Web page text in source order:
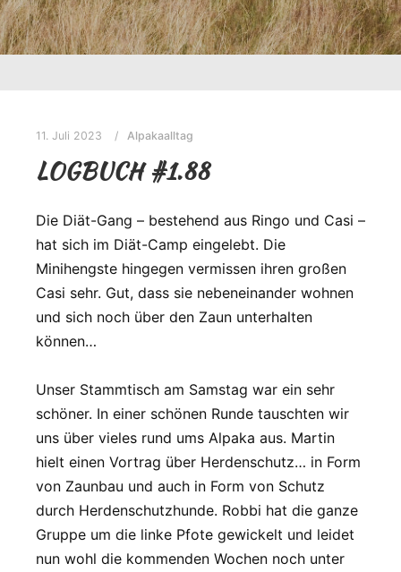
11. Juli 2023 Alpakaalltag
LOGBUCH #1.88
Die Diät-Gang – bestehend aus Ringo und Casi –
hat sich im Diät-Camp eingelebt. Die
Minihengste hingegen vermissen ihren großen
Casi sehr. Gut, dass sie nebeneinander wohnen
und sich noch über den Zaun unterhalten
können…
Unser Stammtisch am Samstag war ein sehr
schöner. In einer schönen Runde tauschten wir
uns über vieles rund ums Alpaka aus. Martin
hielt einen Vortrag über Herdenschutz… in Form
von Zaunbau und auch in Form von Schutz
durch Herdenschutzhunde. Robbi hat die ganze
Gruppe um die linke Pfote gewickelt und leidet
nun wohl die kommenden Wochen noch unter